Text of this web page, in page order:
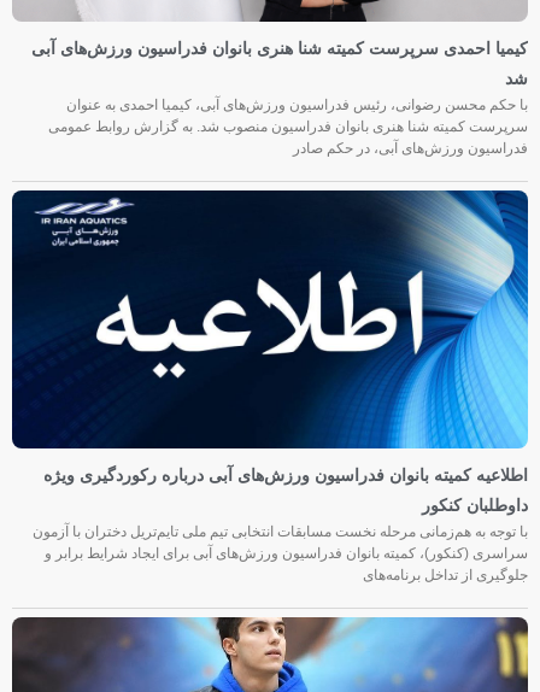
کیمیا احمدی سرپرست کمیته شنا هنری بانوان فدراسیون ورزش‌های آبی
شد
با حکم محسن رضوانی، رئیس فدراسیون ورزش‌های آبی، کیمیا احمدی به عنوان
سرپرست کمیته شنا هنری بانوان فدراسیون منصوب شد. به گزارش روابط عمومی
فدراسیون ورزش‌های آبی، در حکم صادر
اطلاعیه کمیته بانوان فدراسیون ورزش‌های آبی درباره رکوردگیری ویژه
داوطلبان کنکور
با توجه به هم‌زمانی مرحله نخست مسابقات انتخابی تیم ملی تایم‌تریل دختران با آزمون
سراسری (کنکور)، کمیته بانوان فدراسیون ورزش‌های آبی برای ایجاد شرایط برابر و
جلوگیری از تداخل برنامه‌های